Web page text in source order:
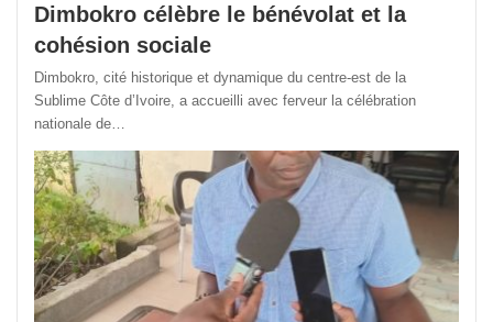
Dimbokro célèbre le bénévolat et la
cohésion sociale
Dimbokro, cité historique et dynamique du centre-est de la
Sublime Côte d’Ivoire, a accueilli avec ferveur la célébration
nationale de…